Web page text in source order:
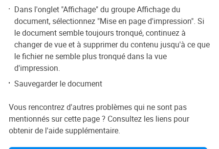
Dans l'onglet "Affichage" du groupe Affichage du
document, sélectionnez "Mise en page d'impression". Si
le document semble toujours tronqué, continuez à
changer de vue et à supprimer du contenu jusqu'à ce que
le fichier ne semble plus tronqué dans la vue
d'impression.
Sauvegarder le document
Vous rencontrez d'autres problèmes qui ne sont pas
mentionnés sur cette page ? Consultez les liens pour
obtenir de l'aide supplémentaire.